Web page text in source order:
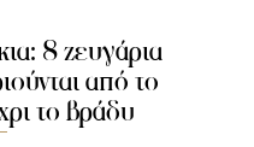
8 ζευγάρια
από το
το βράδυ